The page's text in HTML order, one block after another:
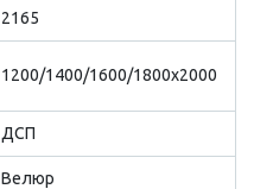
2165
1200/1400/1600/1800х2000
ДСП
Велюр